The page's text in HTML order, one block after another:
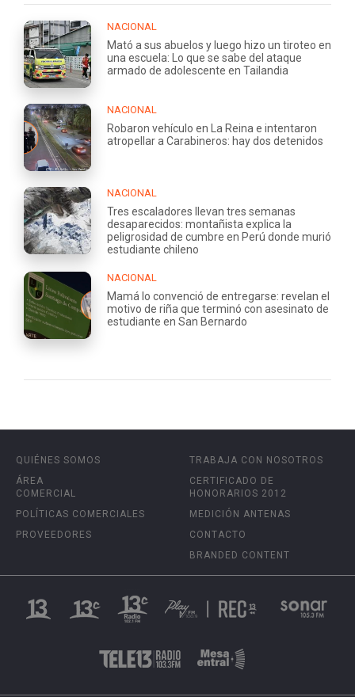
NACIONAL
Mató a sus abuelos y luego hizo un tiroteo en
una escuela: Lo que se sabe del ataque
armado de adolescente en Tailandia
NACIONAL
Robaron vehículo en La Reina e intentaron
atropellar a Carabineros: hay dos detenidos
NACIONAL
Tres escaladores llevan tres semanas
desaparecidos: montañista explica la
peligrosidad de cumbre en Perú donde murió
estudiante chileno
NACIONAL
Mamá lo convenció de entregarse: revelan el
motivo de riña que terminó con asesinato de
estudiante en San Bernardo
QUIÉNES SOMOS
ÁREA
COMERCIAL
POLÍTICAS COMERCIALES
PROVEEDORES
TRABAJA CON NOSOTROS
CERTIFICADO DE
HONORARIOS 2012
MEDICIÓN ANTENAS
CONTACTO
BRANDED CONTENT